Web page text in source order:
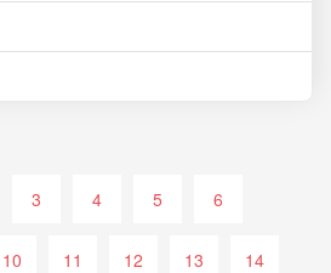
3 4 5 6
10 11 12 13 14